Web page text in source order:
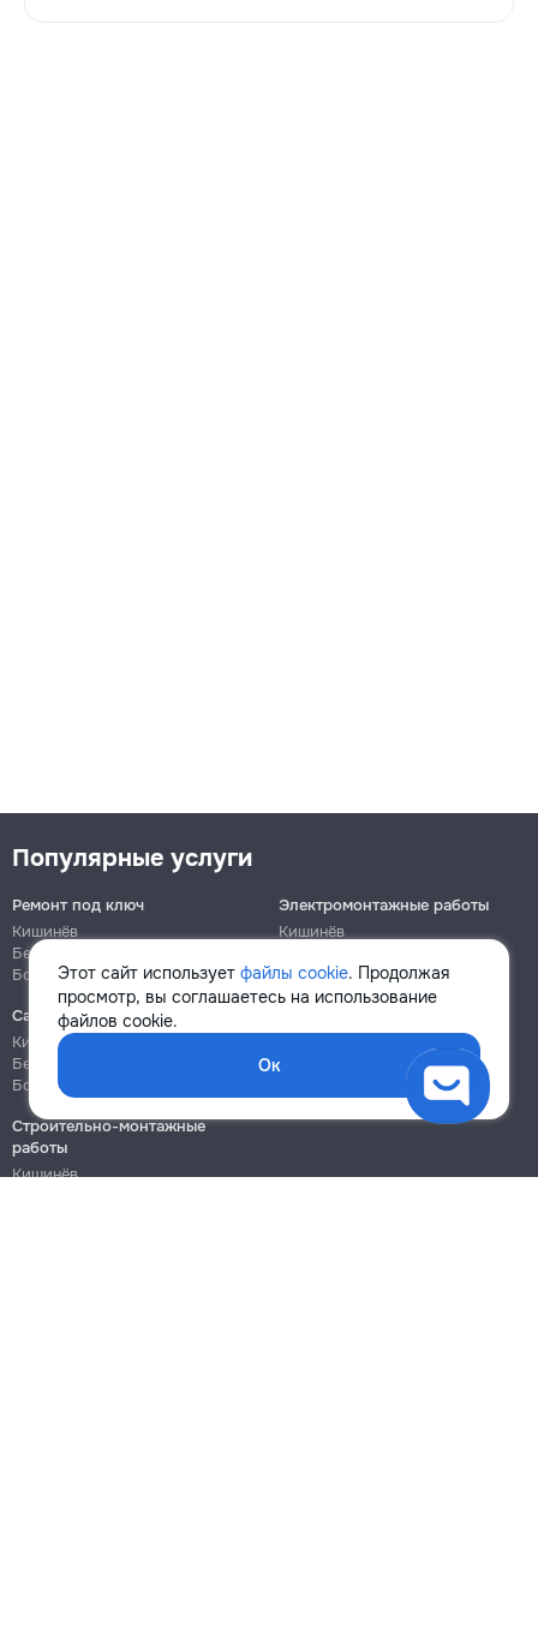
Этот сайт использует файлы cookie. Продолжая
просмотр, вы соглашаетесь на использование
файлов cookie.
Ок
Популярные услуги
Ремонт под ключ
Кишинёв
Бельцы
Ботаника
Электромонтажные работы
Кишинёв
Ботаника
Сантехнические работы
Кишинёв
Бельцы
Ботаника
Бельцы
Строительно-монтажные
работы
Кишинёв